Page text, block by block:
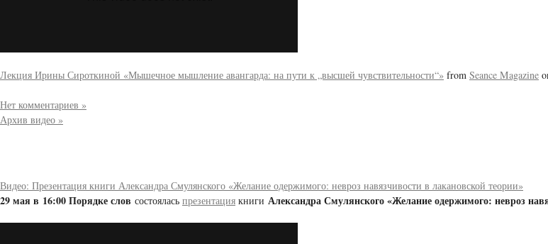
Лекция Ирины Сироткиной «Мышечное мышление авангарда: на пути к „высшей чувствительности“» from Seance Magazine
Нет комментариев »
Архив видео »
Видео: Презентация книги Александра Смулянского «Желание одержимого: невроз навязчивости в лакановской теории»
29 мая в 16:00 Порядке слов состоялась презентация книги Александра Смулянского «Желание одержимого: невроз